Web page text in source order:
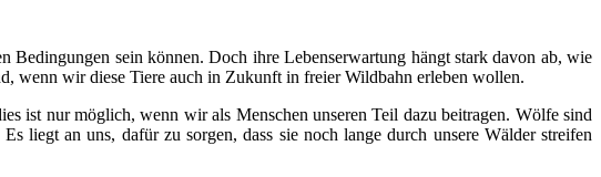
Bedingungen sein können. Doch ihre Lebenserwartung hängt stark davon ab, wie
wenn wir diese Tiere auch in Zukunft in freier Wildbahn erleben wollen.
ist nur möglich, wenn wir als Menschen unseren Teil dazu beitragen. Wölfe sind
liegt an uns, dafür zu sorgen, dass sie noch lange durch unsere Wälder streifen